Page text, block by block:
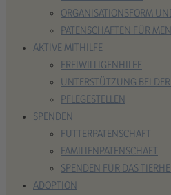
ORGANISATIONSFORM
PATENSCHAFTEN FÜR
AKTIVE MITHILFE
FREIWILLIGENHILFE
UNTERSTÜTZUNG BEI
PFLEGESTELLEN
SPENDEN
FUTTERPATENSCHAFT
FAMILIENPATENSCHAFT
SPENDEN FÜR DAS
ADOPTION